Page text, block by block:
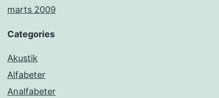
marts 2009
Categories
Akustik
Alfabeter
Analfabeter